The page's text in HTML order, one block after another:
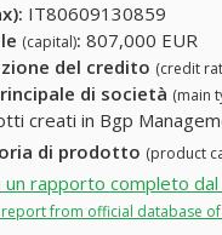
IT80609130859
(capital): 807,000 EUR
del credito (credit
di società (main
creati in Bgp
di prodotto (product
rapporto completo
from official database